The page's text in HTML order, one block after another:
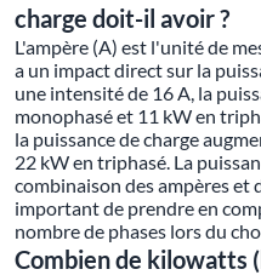
charge doit-il avoir ?
L'ampère (A) est l'unité de
a un impact direct sur la
une intensité de 16 A, la
monophasé et 11 kW en
la puissance de charge
22 kW en triphasé. La
combinaison des ampères et
important de prendre en
nombre de phases lors du
Combien de kilowatts